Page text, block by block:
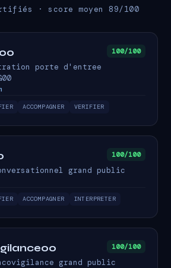
· score moyen 89/100
100/100
porte d'entree
ACCOMPAGNER VERIFIER
100/100
grand public
ACCOMPAGNER INTERPRETER
100/100
grand public